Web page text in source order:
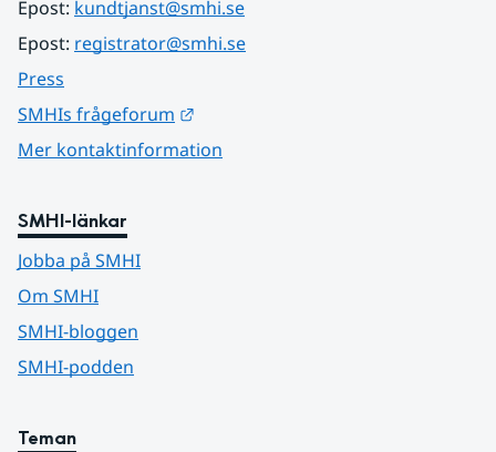
Epost: kundtjanst@smhi.se
Epost: registrator@smhi.se
Press
SMHIs frågeforum
Mer kontaktinformation
SMHI-länkar
Jobba på SMHI
Om SMHI
SMHI-bloggen
SMHI-podden
Teman